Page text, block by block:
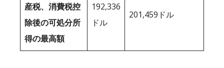
産税、消費税控
除後の可処分所
得の最高額
192,336
ドル
201,459ドル